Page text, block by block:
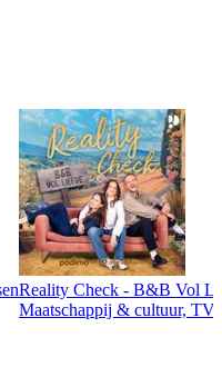
Reality Check - B&B Vol
Maatschappij & cultuur,